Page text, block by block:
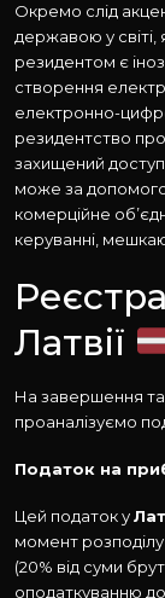
Окремо слід
державою у
резидентом є
створення
електронно-
резидентство
захищений
може за
комерційне
керуванні,
Латвії
На завершення та
проаналізуємо
Податок на
Цей податок у
момент
(20% від суми
оподаткуванню